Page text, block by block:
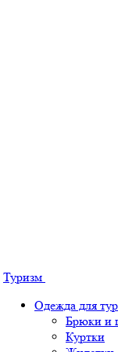
Туризм
Одежда для
Брюки и
Куртки